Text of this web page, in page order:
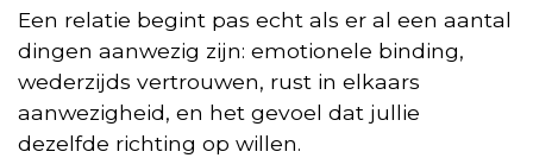
Een relatie begint pas echt als er al een aantal
dingen aanwezig zijn: emotionele binding,
wederzijds vertrouwen, rust in elkaars
aanwezigheid, en het gevoel dat jullie
dezelfde richting op willen.